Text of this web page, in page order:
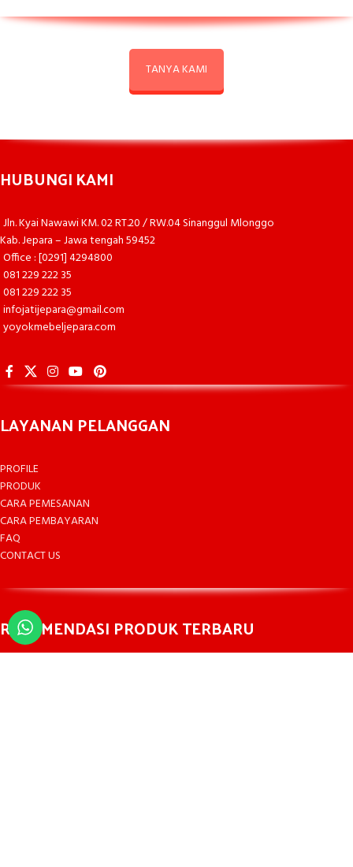
TANYA KAMI
HUBUNGI KAMI
Jln. Kyai Nawawi KM. 02 RT.20 / RW.04 Sinanggul Mlonggo
Kab. Jepara – Jawa tengah 59452
Office : [0291] 4294800
081 229 222 35
081 229 222 35
infojatijepara@gmail.com
yoyokmebeljepara.com
LAYANAN PELANGGAN
PROFILE
PRODUK
CARA PEMESANAN
CARA PEMBAYARAN
FAQ
CONTACT US
REKOMENDASI PRODUK TERBARU